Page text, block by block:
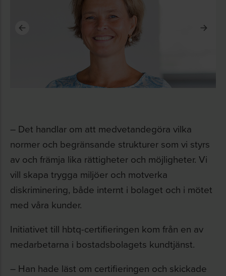
­– Det handlar om att medvetandegöra vilka
normer och begränsande strukturer som vi styrs
av och främja lika rättigheter och möjligheter. Vi
vill skapa trygga miljöer och motverka
diskriminering, både internt i bolaget och i mötet
med våra kunder.
Initiativet till hbtq-certifieringen kom från en av
medarbetarna i bostadsbolagets kundtjänst.
– Han hade läst om certifieringen och skickade